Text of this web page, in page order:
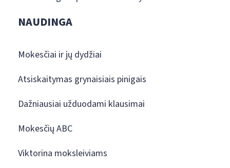
NAUDINGA
Mokesčiai ir jų dydžiai
Atsiskaitymas grynaisiais pinigais
Dažniausiai užduodami klausimai
Mokesčių ABC
Viktorina moksleiviams